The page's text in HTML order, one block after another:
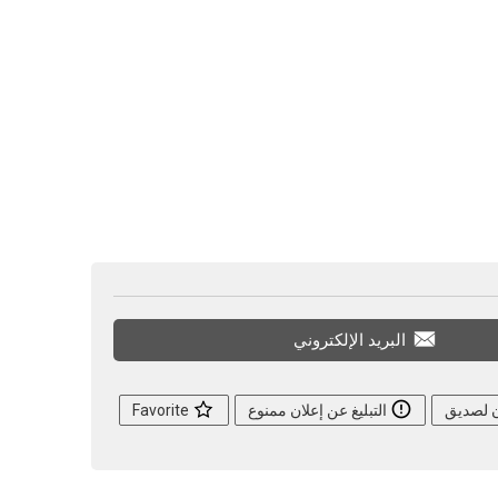
البريد الإلكتروني
لصديق التبليغ عن إعلان ممنوع